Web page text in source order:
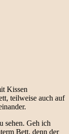
Kissen
teilweise auch auf
sehen. Geh ich
Bett, denn der